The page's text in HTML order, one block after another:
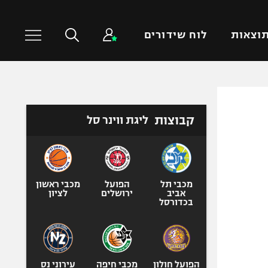
תוצאות לוח שידורים
טניס
כדורעף
ג'ודו
ספורט אולימפי
קבוצות ליגת ווינר סל
מכבי תל
אביב
בכדורסל
הפועל
ירושלים
מכבי ראשון
לציון
הפועל חולון
מכבי חיפה
עירוני נס